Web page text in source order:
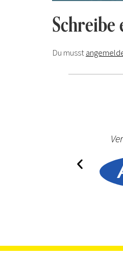
Schreibe
Du musst